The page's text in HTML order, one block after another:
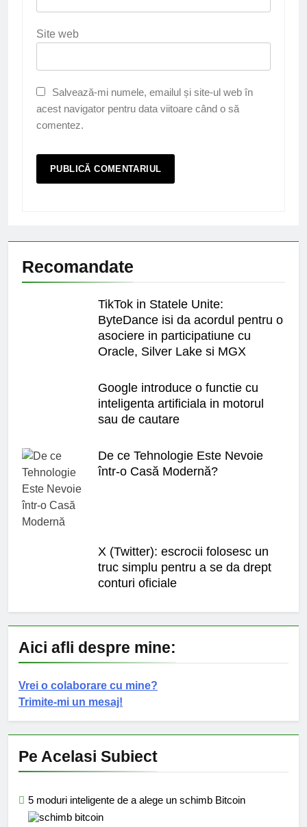
Site web
Salvează-mi numele, emailul și site-ul web în
acest navigator pentru data viitoare când o să
comentez.
Recomandate
TikTok in Statele Unite:
ByteDance isi da acordul pentru o
asociere in participatiune cu
Oracle, Silver Lake si MGX
Google introduce o functie cu
inteligenta artificiala in motorul
sau de cautare
De ce Tehnologie Este Nevoie
într-o Casă Modernă?
X (Twitter): escrocii folosesc un
truc simplu pentru a se da drept
conturi oficiale
Aici afli despre mine:
Vrei o colaborare cu mine?
Trimite-mi un mesaj!
Pe Acelasi Subiect
5 moduri inteligente de a alege un schimb Bitcoin